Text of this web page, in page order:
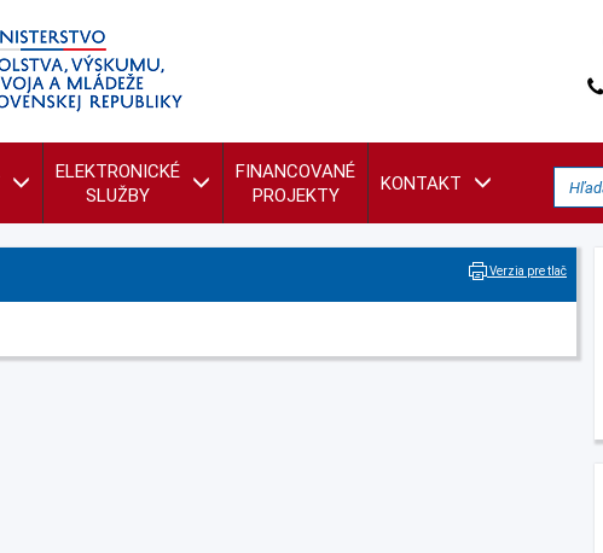
ELEKTRONICKÉ
SLUŽBY
FINANCOVANÉ
PROJEKTY
KONTAKT
Verzia pre tlač